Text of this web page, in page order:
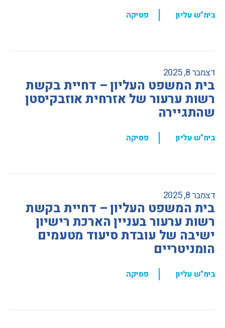
בימ"ש עליון , פסיקה
דצמבר 8, 2025
בית המשפט העליון – דחיית בקשת
רשות ערעור של אזרחית אוזבקיסטן
שהתגיירה
בימ"ש עליון , פסיקה
דצמבר 8, 2025
בית המשפט העליון – דחיית בקשת
רשות ערעור בעניין הארכת רישיון
ישיבה של עובדת סיעוד מטעמים
הומניטריים
בימ"ש עליון , פסיקה